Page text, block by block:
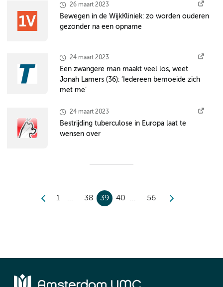
26 maart 2023
Bewegen in de WijkKliniek: zo worden ouderen
gezonder na een opname
24 maart 2023
Een zwangere man maakt veel los, weet
Jonah Lamers (36): ‘Iedereen bemoeide zich
met me’
24 maart 2023
Bestrijding tuberculose in Europa laat te
wensen over
1 38 39 40 56